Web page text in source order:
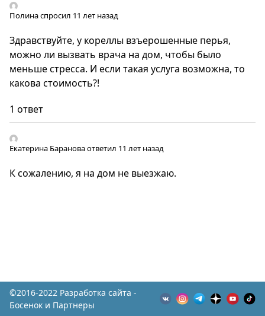
Полинаспросил 11 лет назад
Здравствуйте, у кореллы взъерошенные перья,
можно ли вызвать врача на дом, чтобы было
меньше стресса. И если такая услуга возможна, то
какова стоимость?!
1 ответ
Екатерина Барановаответил 11 лет назад
К сожалению, я на дом не выезжаю.
©2016-2022 Разработка сайта -
Босенок и Партнеры